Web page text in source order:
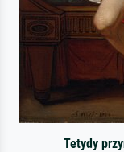
Tetydy